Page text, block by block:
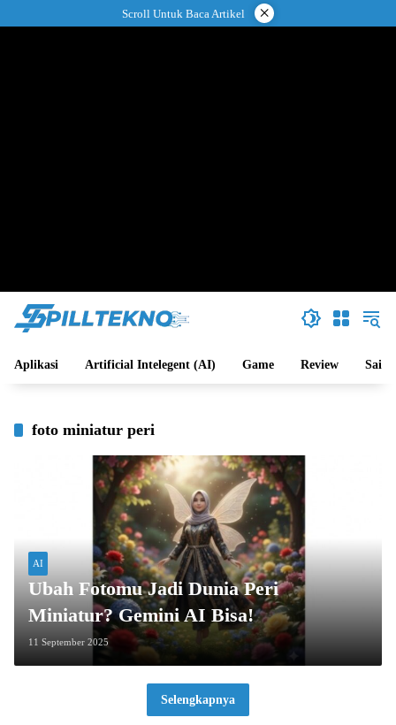
ke
Scroll Untuk Baca Artikel ×
Aplikasi Artificial Intelegent (AI) Game Review Sains
foto miniatur peri
AI
Ubah Fotomu Jadi Dunia Peri
Miniatur? Gemini AI Bisa!
11 September 2025
Selengkapnya